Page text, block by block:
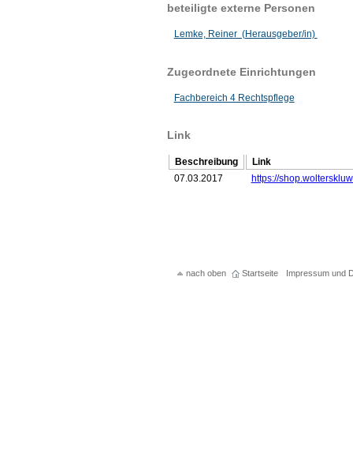
beteiligte externe Personen
Lemke, Reiner (Herausgeber/in)
Zugeordnete Einrichtungen
Fachbereich 4 Rechtspflege
Link
Beschreibung
Link
07.03.2017
https://
nach oben Startseite Impressum und